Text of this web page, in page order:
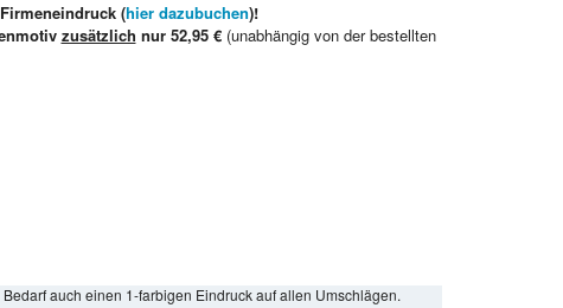
(hier dazubuchen)!
zusätzlich nur 52,95 €(unabhängig von der bestellten
auch einen 1-farbigen Eindruck auf allen Umschlägen.